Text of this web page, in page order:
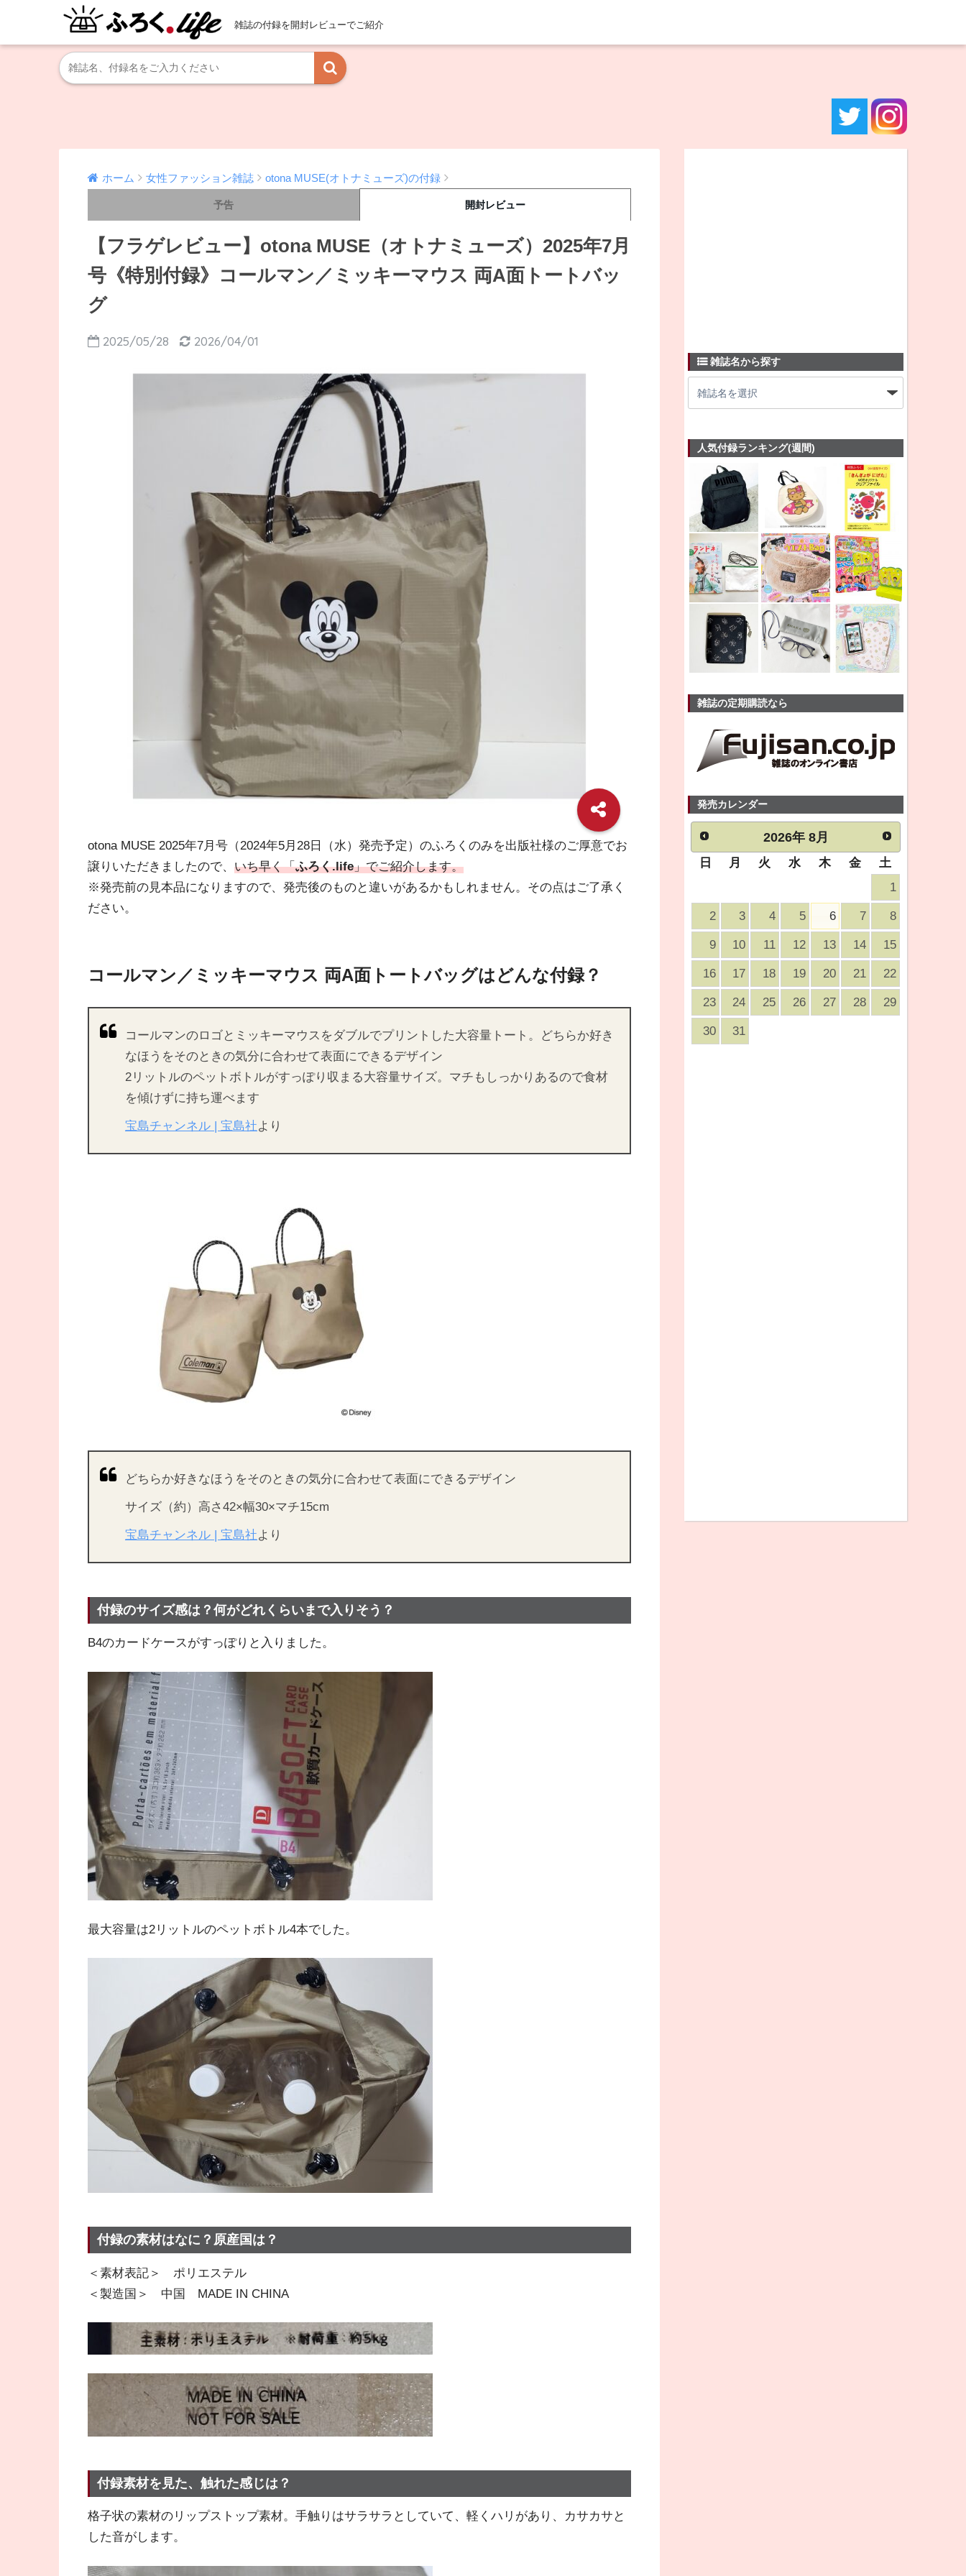
雑誌の付録を開封レビューでご紹介
ホーム 女性ファッション雑誌 otona MUSE(オトナミューズ)の付録
予告 開封レビュー
【フラゲレビュー】otona MUSE（オトナミューズ）2025年7月
号《特別付録》コールマン／ミッキーマウス 両A面トートバッ
グ
2025/05/28 2026/04/01
otona MUSE 2025年7月号（2024年5月28日（水）発売予定）のふろくのみを出版社様のご厚意でお
譲りいただきましたので、 いち早く「ふろく.life」でご紹介します。
※発売前の見本品になりますので、発売後のものと違いがあるかもしれません。その点はご了承く
ださい。
コールマン／ミッキーマウス 両A面トートバッグはどんな付録？
コールマンのロゴとミッキーマウスをダブルでプリントした大容量トート。どちらか好き
なほうをそのときの気分に合わせて表面にできるデザイン
2リットルのペットボトルがすっぽり収まる大容量サイズ。マチもしっかりあるので食材
を傾けずに持ち運べます
宝島チャンネル | 宝島社より
どちらか好きなほうをそのときの気分に合わせて表面にできるデザイン
サイズ（約）高さ42×幅30×マチ15cm
宝島チャンネル | 宝島社より
付録のサイズ感は？何がどれくらいまで入りそう？
B4のカードケースがすっぽりと入りました。
最大容量は2リットルのペットボトル4本でした。
付録の素材はなに？原産国は？
＜素材表記＞ ポリエステル
＜製造国＞ 中国 MADE IN CHINA
付録素材を見た、触れた感じは？
格子状の素材のリップストップ素材。手触りはサラサラとしていて、軽くハリがあり、カサカサと
した音がします。
雑誌名から探す
人気付録ランキング(週間)
雑誌の定期購読なら
発売カレンダー
2026年 8月
日 月 火 水 木 金
土
1
2 3 4 5 6 7 8
9 10 11 12 13 14 15
16 17 18 19 20 21 22
23 24 25 26 27 28 29
30 31